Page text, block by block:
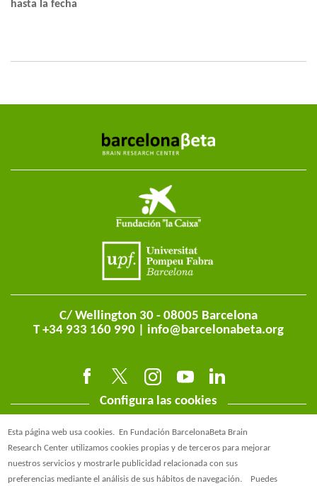
hasta la fecha
C/ Wellington 30 - 08005 Barcelona
T +34 933 160 990 | info@barcelonabeta.org
Configura las cookies
Esta página web usa cookies.
En Fundación BarcelonaBeta Brain
Research Center utilizamos cookies propias y de terceros para mejorar
nuestros servicios y mostrarle publicidad relacionada con sus
preferencias mediante el análisis de sus hábitos de navegación.
Puedes